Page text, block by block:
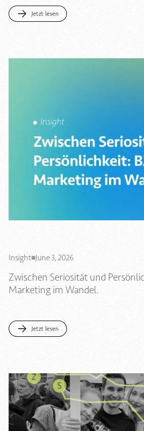
Jetzt lesen
Insight June 3, 2026
Zwischen Seriosität und
Marketing im Wandel.
Jetzt lesen